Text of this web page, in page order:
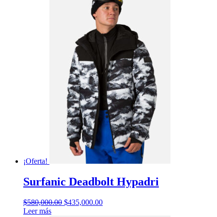
¡Oferta!
Surfanic Deadbolt Hypadri
$580,000.00 El
$435,000.00El
Leer más